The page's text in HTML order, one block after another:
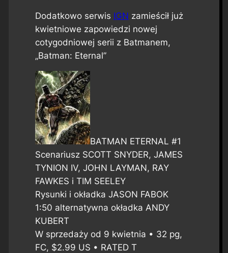
Dodatkowo serwis IGN zamieścił już
kwietniowe zapowiedzi nowej
cotygodniowej serii z Batmanem,
„Batman: Eternal”
BATMAN ETERNAL #1
Scenariusz SCOTT SNYDER, JAMES
TYNION IV, JOHN LAYMAN, RAY
FAWKES i TIM SEELEY
Rysunki i okładka JASON FABOK
1:50 alternatywna okładka ANDY
KUBERT
W sprzedaży od 9 kwietnia • 32 pg,
FC, $2.99 US • RATED T